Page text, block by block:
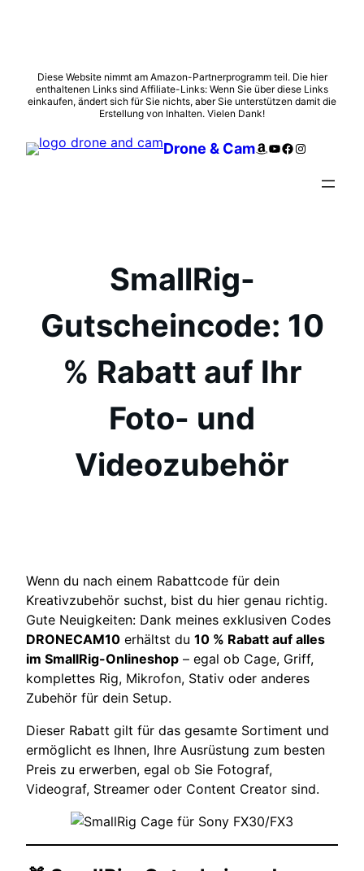
Inhalt
Diese Website nimmt am Amazon-Partnerprogramm teil. Die hier
enthaltenen Links sind Affiliate-Links: Wenn Sie über diese Links
einkaufen, ändert sich für Sie nichts, aber Sie unterstützen damit die
Erstellung von Inhalten. Vielen Dank!
Drone & CamAmazon
YouTube
Facebook
Instagram
SmallRig-
Gutscheincode: 10
% Rabatt auf Ihr
Foto- und
Videozubehör
Wenn du nach einem Rabattcode für dein
Kreativzubehör suchst, bist du hier genau richtig.
Gute Neuigkeiten: Dank meines exklusiven Codes
DRONECAM10 erhältst du 10 % Rabatt auf alles
im SmallRig-Onlineshop – egal ob Cage, Griff,
komplettes Rig, Mikrofon, Stativ oder anderes
Zubehör für dein Setup.
Dieser Rabatt gilt für das gesamte Sortiment und
ermöglicht es Ihnen, Ihre Ausrüstung zum besten
Preis zu erwerben, egal ob Sie Fotograf,
Videograf, Streamer oder Content Creator sind.